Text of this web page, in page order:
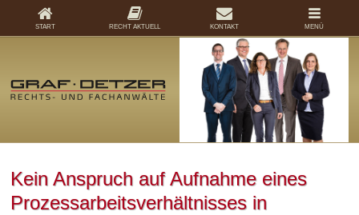
Kein Anspruch auf Aufnahme eines
Prozessarbeitsverhältnisses in
START RECHT AKTUELL KONTAKT MENÜ